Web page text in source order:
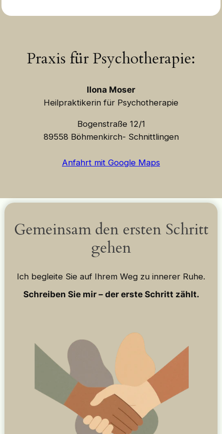
Praxis für Psychotherapie:
Ilona Moser
Heilpraktikerin für Psychotherapie
Bogenstraße 12/1
89558 Böhmenkirch- Schnittlingen
Anfahrt mit Google Maps
Gemeinsam den ersten Schritt
gehen
Ich begleite Sie auf Ihrem Weg zu innerer Ruhe.
Schreiben Sie mir – der erste Schritt zählt.